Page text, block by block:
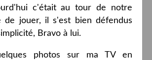
c'était au tour de notre
de jouer, il s'est bien défendus
Bravo à lui.
photos sur ma TV en